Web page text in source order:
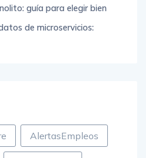
de microservicios:
AlertasEmpleos